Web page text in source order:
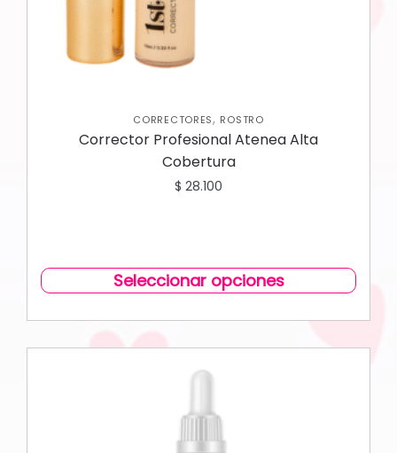
CORRECTORES, ROSTRO
Corrector Profesional Atenea Alta
Cobertura
$ 28.100
Seleccionar opciones